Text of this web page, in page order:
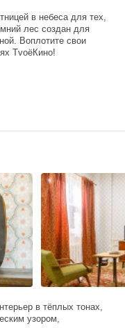
в небеса для тех,
лес создан для
Воплотите свои
ТvоёКино!
в тёплых тонах,
узором,